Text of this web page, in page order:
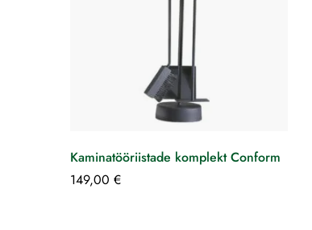
Kaminatööriistade komplekt Conform
149,00 €